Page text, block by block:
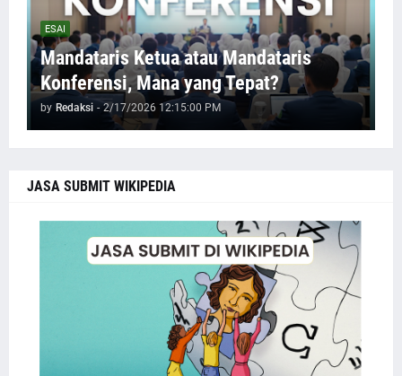
ESAI
Mandataris Ketua atau Mandataris
Konferensi, Mana yang Tepat?
by Redaksi - 2/17/2026 12:15:00 PM
JASA SUBMIT WIKIPEDIA